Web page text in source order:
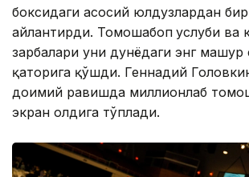
боксидаги асосий юлдузлардан
айлантирди. Томошабоп услуби ва
зарбалари уни дунёдаги энг машҳур
қаторига қўшди. Геннадий
доимий равишда миллионлаб
экран олдига тўплади.